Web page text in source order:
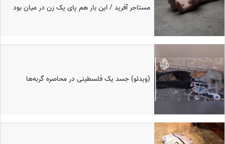
مستاجر آفرید / این بار هم پای یک زن در میان بود
(ویدئو) جسد یک فلسطینی در محاصره گربه‌ها